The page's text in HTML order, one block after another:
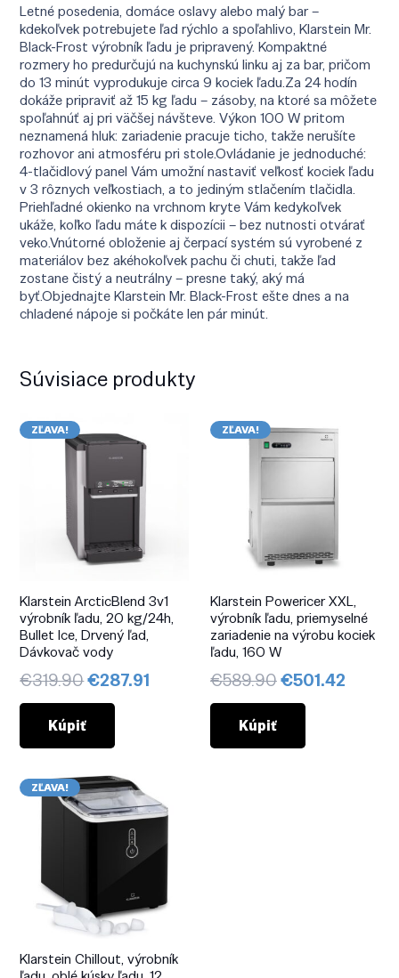
Letné posedenia, domáce oslavy alebo malý bar –
kdekoľvek potrebujete ľad rýchlo a spoľahlivo, Klarstein Mr.
Black-Frost výrobník ľadu je pripravený. Kompaktné
rozmery ho predurčujú na kuchynskú linku aj za bar, pričom
do 13 minút vyprodukuje circa 9 kociek ľadu.Za 24 hodín
dokáže pripraviť až 15 kg ľadu – zásoby, na ktoré sa môžete
spoľahnúť aj pri väčšej návšteve. Výkon 100 W pritom
neznamená hluk: zariadenie pracuje ticho, takže nerušíte
rozhovor ani atmosféru pri stole.Ovládanie je jednoduché:
4-tlačidlový panel Vám umožní nastaviť veľkosť kociek ľadu
v 3 rôznych veľkostiach, a to jediným stlačením tlačidla.
Priehľadné okienko na vrchnom kryte Vám kedykoľvek
ukáže, koľko ľadu máte k dispozícii – bez nutnosti otvárať
veko.Vnútorné obloženie aj čerpací systém sú vyrobené z
materiálov bez akéhokoľvek pachu či chuti, takže ľad
zostane čistý a neutrálny – presne taký, aký má
byť.Objednajte Klarstein Mr. Black-Frost ešte dnes a na
chladené nápoje si počkáte len pár minút.
Súvisiace produkty
ZĽAVA!
Klarstein ArcticBlend 3v1
výrobník ľadu, 20 kg/24h,
Bullet Ice, Drvený ľad,
Dávkovač vody
€319.90Pôvodná
cena
€319.90.
€287.91 Aktuálna
€287.91.
Kúpiť
ZĽAVA!
Klarstein Powericer XXL,
výrobník ľadu, priemyselné
zariadenie na výrobu kociek
ľadu, 160 W
€589.90Pôvodná
cena
€589.90.
€501.42
Kúpiť
ZĽAVA!
Klarstein Chillout, výrobník